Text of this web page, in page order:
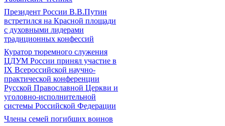
Президент России В.В.Путин
встретился на Красной площади
с духовными лидерами
традиционных конфессий
Куратор тюремного служения
ЦДУМ России принял участие в
IX Всероссийской научно-
практической конференции
Русской Православной Церкви и
уголовно-исполнительной
системы Российской Федерации
Члены семей погибших воинов